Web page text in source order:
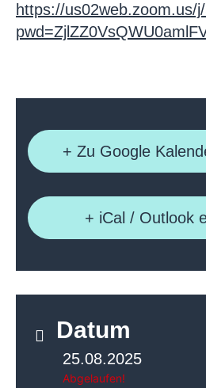
https://us02web.zoom.us/
+ Zu Google
+ iCal / Outlook
Datum
25.08.2025
Abgelaufen!